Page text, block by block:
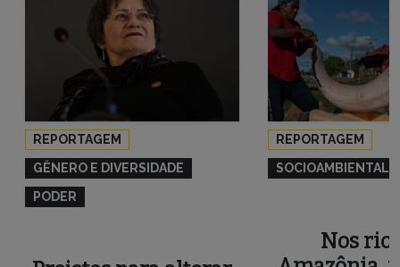
REPORTAGEM
GÊNERO E DIVERSIDADE
PODER
REPORTAGEM
SOCIOAMBIENTAL
Nos